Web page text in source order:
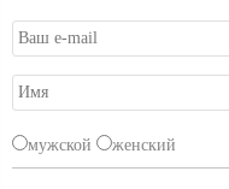
мужской женский